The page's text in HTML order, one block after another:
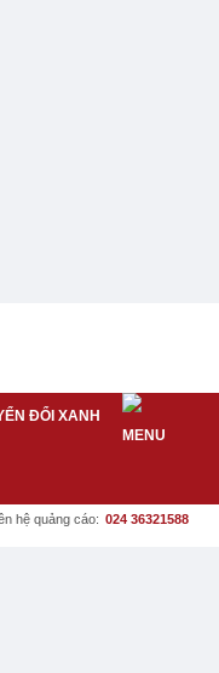
ĐỔI XANH
hệ quảng cáo: 024 36321588